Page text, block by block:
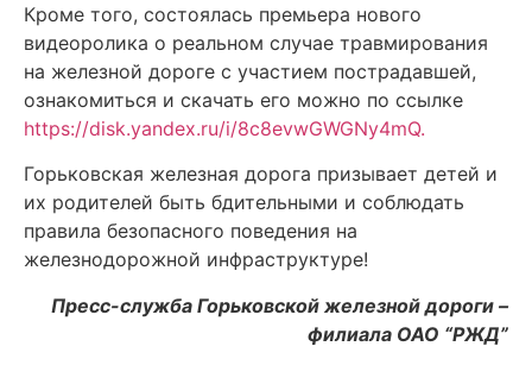
Кроме того, состоялась премьера нового
видеоролика о реальном случае травмирования
на железной дороге с участием пострадавшей,
ознакомиться и скачать его можно по ссылке
https://disk.yandex.ru/i/8c8evwGWGNy4mQ.
Горьковская железная дорога призывает детей и
их родителей быть бдительными и соблюдать
правила безопасного поведения на
железнодорожной инфраструктуре!
Пресс-служба Горьковской железной дороги –
филиала ОАО “РЖД”